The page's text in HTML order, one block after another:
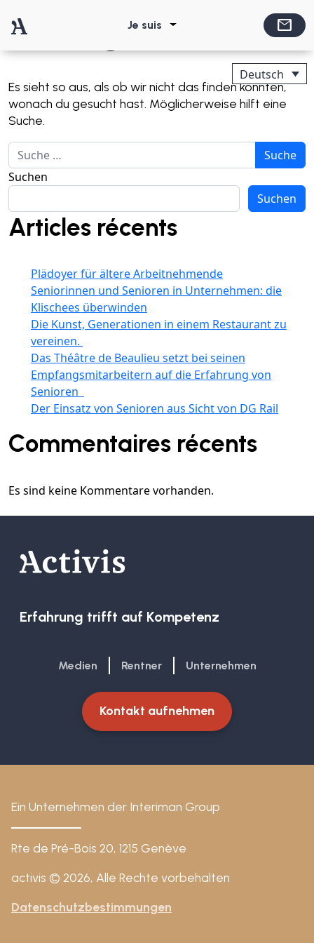
Hauptnavigation
Je suis mail
Deutsch
Nichts gefunden
Es sieht so aus, als ob wir nicht das finden konnten,
wonach du gesucht hast. Möglicherweise hilft eine
Suche.
Suche nach:
Suchen
Suchen
Articles récents
Plädoyer für ältere Arbeitnehmende
Seniorinnen und Senioren in Unternehmen: die
Klischees überwinden
Die Kunst, Generationen in einem Restaurant zu
vereinen.
Das Théâtre de Beaulieu setzt bei seinen
Empfangsmitarbeitern auf die Erfahrung von
Senioren
Der Einsatz von Senioren aus Sicht von DG Rail
Commentaires récents
Es sind keine Kommentare vorhanden.
Erfahrung trifft auf Kompetenz
Medien Rentner Unternehmen
Kontakt aufnehmen
Ein Unternehmen der Interiman Group
Rte de Pré-Bois 20, 1215 Genève
activis © 2026, Alle Rechte vorbehalten
Datenschutzbestimmungen